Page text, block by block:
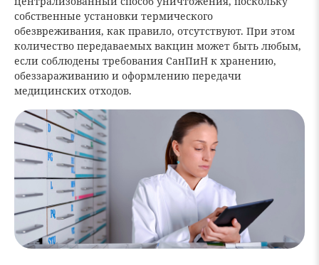
собственные установки термического
обезвреживания, как правило, отсутствуют. При этом
количество передаваемых вакцин может быть любым,
если соблюдены требования СанПиН к хранению,
обеззараживанию и оформлению передачи
медицинских отходов.